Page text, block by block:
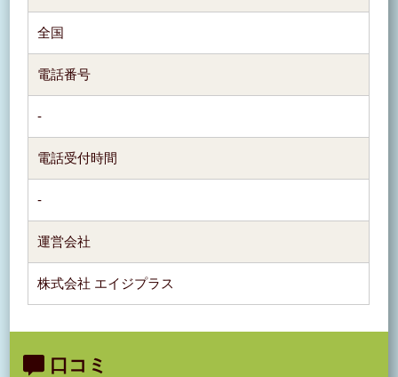
全国
電話番号
-
電話受付時間
-
運営会社
株式会社 エイジプラス
口コミ